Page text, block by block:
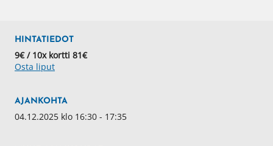
HINTATIEDOT
9€ / 10x kortti 81€
Osta liput
AJANKOHTA
04.12.2025 klo 16:30 - 17:35